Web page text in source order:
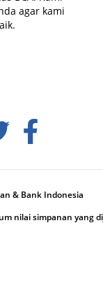
agar kami
& Bank Indonesia
nilai simpanan yang